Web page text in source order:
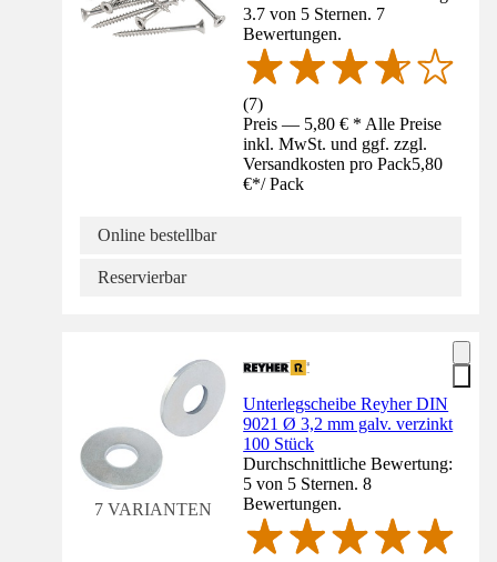
3.7 von 5 Sternen. 7
Bewertungen.
(7)
Preis — 5,80 € * Alle Preise
inkl. MwSt. und ggf. zzgl.
Versandkosten pro Pack5,80
€*/ Pack
Online bestellbar
Reservierbar
7 VARIANTEN
Unterlegscheibe Reyher DIN
9021 Ø 3,2 mm galv. verzinkt
100 Stück
Durchschnittliche Bewertung:
5 von 5 Sternen. 8
Bewertungen.